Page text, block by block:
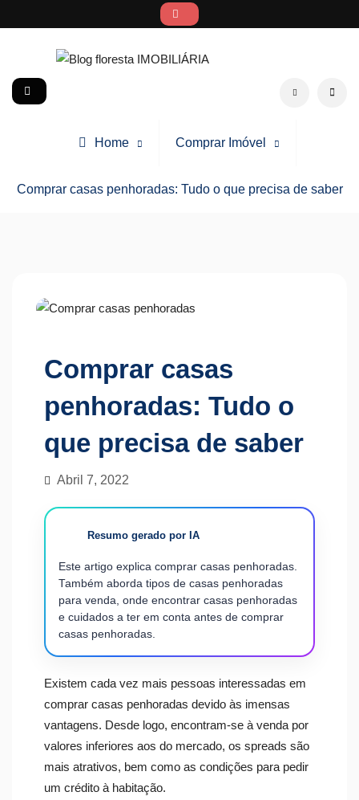
to
Blog floresta IMOBILIÁRIA Search social
Home Comprar Imóvel
Comprar casas penhoradas: Tudo o que precisa de saber
Comprar casas
penhoradas: Tudo o
que precisa de saber
Abril 7, 2022
Resumo gerado por IA
Este artigo explica comprar casas penhoradas.
Também aborda tipos de casas penhoradas
para venda, onde encontrar casas penhoradas
e cuidados a ter em conta antes de comprar
casas penhoradas.
Existem cada vez mais pessoas interessadas em
comprar casas penhoradas devido às imensas
vantagens. Desde logo, encontram-se à venda por
valores inferiores aos do mercado, os spreads são
mais atrativos, bem como as condições para pedir
um crédito à habitação.